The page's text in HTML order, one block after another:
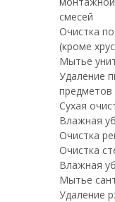
смесей
Очистка
(кроме
Мытье
Удаление
предметов
Сухая
Влажная
Очистка
Очистка
Влажная
Мытье
Удаление